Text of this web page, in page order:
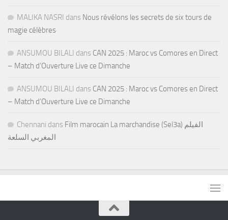
MALIKA NASRI dans Nous révélons les secrets de six tours de
magie célèbres
ANSUMOU BILALI dans CAN 2025 : Maroc vs Comores en Direct
– Match d’Ouverture Live ce Dimanche
ANSUMOU BILALI dans CAN 2025 : Maroc vs Comores en Direct
– Match d’Ouverture Live ce Dimanche
Chennani dans Film marocain La marchandise (Sel3a) الفيلم
المغربي السلعة